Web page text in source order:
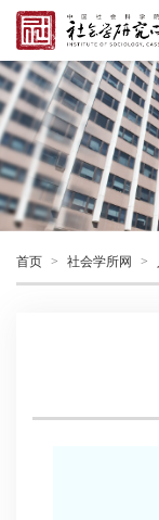
首页 > 社会学所网 >